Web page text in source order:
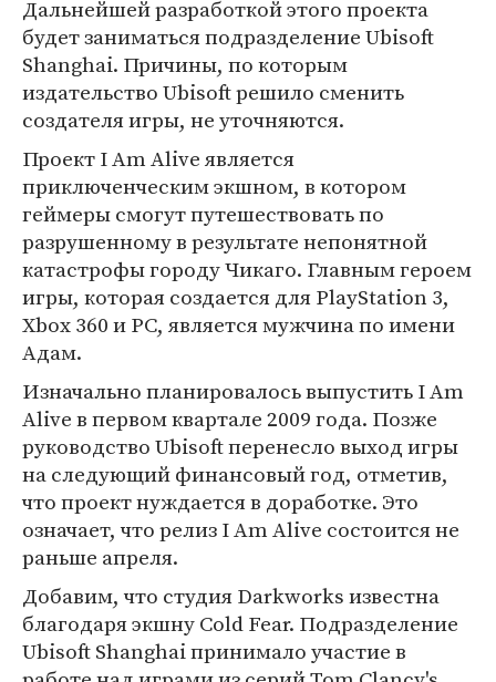
Дальнейшей разработкой этого проекта
будет заниматься подразделение Ubisoft
Shanghai. Причины, по которым
издательство Ubisoft решило сменить
создателя игры, не уточняются.
Проект I Am Alive является
приключенческим экшном, в котором
геймеры смогут путешествовать по
разрушенному в результате непонятной
катастрофы городу Чикаго. Главным героем
игры, которая создается для PlayStation 3,
Xbox 360 и PC, является мужчина по имени
Адам.
Изначально планировалось выпустить I Am
Alive в первом квартале 2009 года. Позже
руководство Ubisoft перенесло выход игры
на следующий финансовый год, отметив,
что проект нуждается в доработке. Это
означает, что релиз I Am Alive состоится не
раньше апреля.
Добавим, что студия Darkworks известна
благодаря экшну Cold Fear. Подразделение
Ubisoft Shanghai принимало участие в